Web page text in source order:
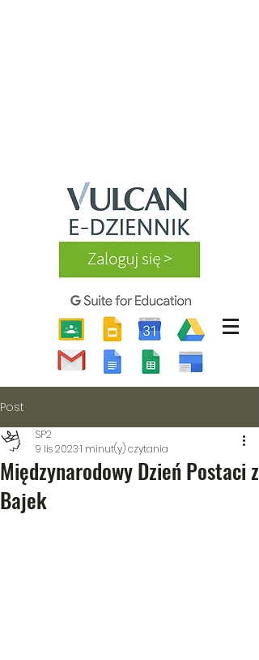
Post
Międzynarodowy Dzień Postaci z
Bajek
SP2
9 lis 20231 minut(y) czytania